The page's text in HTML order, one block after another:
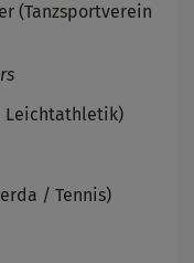
(Tanzsportverein
Leichtathletik)
/ Tennis)